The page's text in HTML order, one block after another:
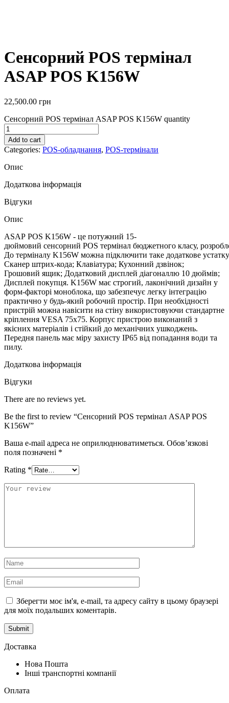
Сенсорний POS термінал
ASAP POS K156W
22,500.00 грн
Сенсорний POS термінал ASAP POS K156W quantity
Add to cart
Categories: POS-обладнання, POS-термінали
Опис
Додаткова інформація
Відгуки
Опис
ASAP POS K156W - це потужний 15-
дюймовий сенсорний POS термінал бюджетного класу,
До терміналу K156W можна підключити таке додаткове
Сканер штрих-кода; Клавіатура; Кухонний дзвінок;
Грошовий ящик; Додатковий дисплей діагоналлю 10 дюймів;
Дисплей покупця. K156W має строгий, лаконічний дизайн у
форм-факторі моноблока, що забезпечує легку інтеграцію
практично у будь-який робочий простір. При необхідності
пристрій можна навісити на стіну використовуючи стандартне
кріплення VESA 75x75. Корпус пристрою виконаний з
якісних матеріалів і стійкий до механічних ушкоджень.
Передня панель має міру захисту IP65 від попадання води та
пилу.
Додаткова інформація
Відгуки
There are no reviews yet.
Be the first to review “Сенсорний POS термінал ASAP POS
K156W”
Ваша e-mail адреса не оприлюднюватиметься. Обов’язкові
поля позначені *
Rating *
Зберегти моє ім'я, e-mail, та адресу сайту в цьому браузері
для моїх подальших коментарів.
Доставка
Нова Пошта
Інші транспортні компанії
Оплата